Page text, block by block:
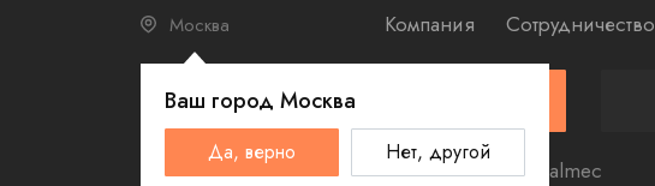
Москва
Ваш город Москва
Да, верно Нет, другой
Компания Сотрудничество
Schulthess Smeg Omoikiri Falmec